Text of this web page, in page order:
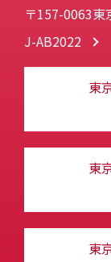
〒157-0063
J-AB2022
東
東
東